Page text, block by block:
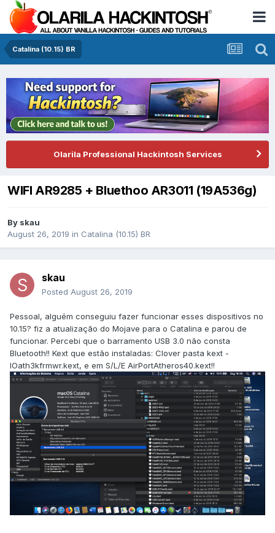
Catalina (10.15) BR
Olarila Professional Hackintosh Services
WIFI AR9285 + Bluethoo AR3011 (19A536g)
By skau
August 26, 2019 in Catalina (10.15) BR
skau
Posted August 26, 2019
Pessoal, alguém conseguiu fazer funcionar esses dispositivos no
10.15? fiz a atualização do Mojave para o Catalina e parou de
funcionar. Percebi que o barramento USB 3.0 não consta
Bluetooth!! Kext que estão instaladas: Clover pasta kext -
IOath3kfrmwr.kext, e em S/L/E AirPortAtheros40.kext!!